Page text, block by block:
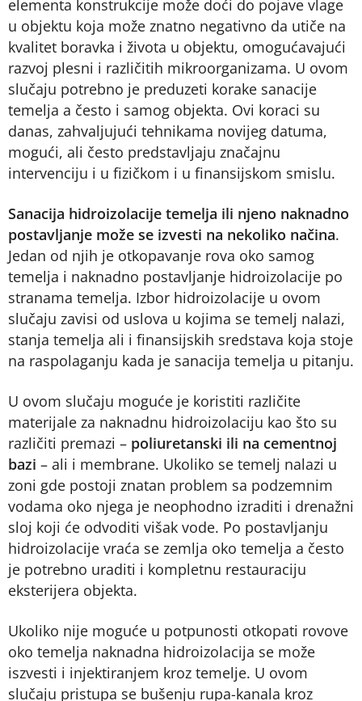
elementa konstrukcije može doći do pojave vlage
u objektu koja može znatno negativno da utiče na
kvalitet boravka i života u objektu, omogućavajući
razvoj plesni i različitih mikroorganizama. U ovom
slučaju potrebno je preduzeti korake sanacije
temelja a često i samog objekta. Ovi koraci su
danas, zahvaljujući tehnikama novijeg datuma,
mogući, ali često predstavljaju značajnu
intervenciju i u fizičkom i u finansijskom smislu.
Sanacija hidroizolacije temelja ili njeno naknadno
postavljanje može se izvesti na nekoliko načina.
Jedan od njih je otkopavanje rova oko samog
temelja i naknadno postavljanje hidroizolacije po
stranama temelja. Izbor hidroizolacije u ovom
slučaju zavisi od uslova u kojima se temelj nalazi,
stanja temelja ali i finansijskih sredstava koja stoje
na raspolaganju kada je sanacija temelja u pitanju.
U ovom slučaju moguće je koristiti različite
materijale za naknadnu hidroizolaciju kao što su
različiti premazi – poliuretanski ili na cementnoj
bazi – ali i membrane. Ukoliko se temelj nalazi u
zoni gde postoji znatan problem sa podzemnim
vodama oko njega je neophodno izraditi i drenažni
sloj koji će odvoditi višak vode. Po postavljanju
hidroizolacije vraća se zemlja oko temelja a često
je potrebno uraditi i kompletnu restauraciju
eksterijera objekta.
Ukoliko nije moguće u potpunosti otkopati rovove
oko temelja naknadna hidroizolacija se može
iszvesti i injektiranjem kroz temelje. U ovom
slučaju pristupa se bušenju rupa-kanala kroz